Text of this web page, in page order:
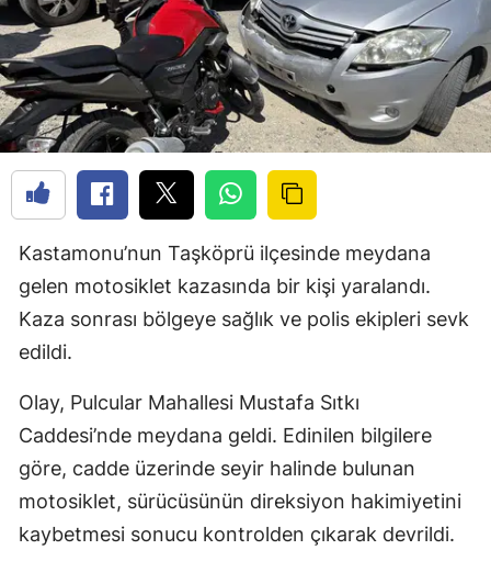
Kastamonu’nun Taşköprü ilçesinde meydana
gelen motosiklet kazasında bir kişi yaralandı.
Kaza sonrası bölgeye sağlık ve polis ekipleri sevk
edildi.
Olay, Pulcular Mahallesi Mustafa Sıtkı
Caddesi’nde meydana geldi. Edinilen bilgilere
göre, cadde üzerinde seyir halinde bulunan
motosiklet, sürücüsünün direksiyon hakimiyetini
kaybetmesi sonucu kontrolden çıkarak devrildi.